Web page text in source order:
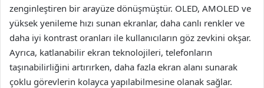
zenginleştiren bir arayüze dönüşmüştür. OLED, AMOLED ve
yüksek yenileme hızı sunan ekranlar, daha canlı renkler ve
daha iyi kontrast oranları ile kullanıcıların göz zevkini okşar.
Ayrıca, katlanabilir ekran teknolojileri, telefonların
taşınabilirliğini artırırken, daha fazla ekran alanı sunarak
çoklu görevlerin kolayca yapılabilmesine olanak sağlar.